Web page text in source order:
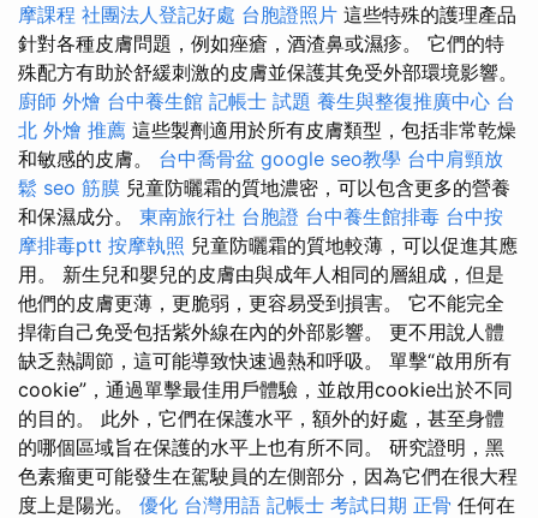
摩課程 社團法人登記好處 台胞證照片 這些特殊的護理產品
針對各種皮膚問題，例如痤瘡，酒渣鼻或濕疹。 它們的特
殊配方有助於舒緩刺激的皮膚並保護其免受外部環境影響。
廚師 外燴 台中養生館 記帳士 試題 養生與整復推廣中心 台
北 外燴 推薦 這些製劑適用於所有皮膚類型，包括非常乾燥
和敏感的皮膚。 台中喬骨盆 google seo教學 台中肩頸放
鬆 seo 筋膜 兒童防曬霜的質地濃密，可以包含更多的營養
和保濕成分。 東南旅行社 台胞證 台中養生館排毒 台中按
摩排毒ptt 按摩執照 兒童防曬霜的質地較薄，可以促進其應
用。 新生兒和嬰兒的皮膚由與成年人相同的層組成，但是
他們的皮膚更薄，更脆弱，更容易受到損害。 它不能完全
捍衛自己免受包括紫外線在內的外部影響。 更不用說人體
缺乏熱調節，這可能導致快速過熱和呼吸。 單擊“啟用所有
cookie”，通過單擊最佳用戶體驗，並啟用cookie出於不同
的目的。 此外，它們在保護水平，額外的好處，甚至身體
的哪個區域旨在保護的水平上也有所不同。 研究證明，黑
色素瘤更可能發生在駕駛員的左側部分，因為它們在很大程
度上是陽光。 優化 台灣用語 記帳士 考試日期 正骨 任何在